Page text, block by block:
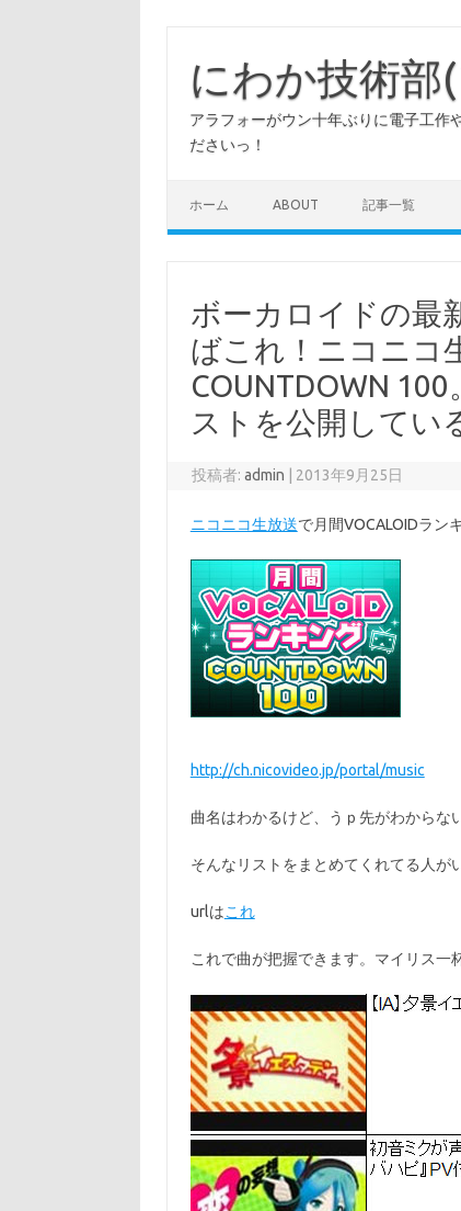
にわか技術部
アラフォーがウン十年ぶりに電子工作
ださいっ！
ホーム ABOUT 記事一覧
ボーカロイドの最
ばこれ！ニコニコ
COUNTDOWN
ストを公開してい
投稿者:admin 2013年9月25日
ニコニコ生放送で月間VOCALOIDラン
http://ch.nicovideo.jp/portal/music
曲名はわかるけど、うｐ先がわからな
そんなリストをまとめてくれてる人が
urlはこれ
これで曲が把握できます。マイリス一